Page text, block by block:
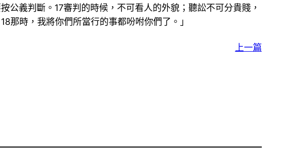
義判斷。17審判的時候，不可看人的外貌；聽訟不可分貴賤，
那時，我將你們所當行的事都吩咐你們了。」
上一篇